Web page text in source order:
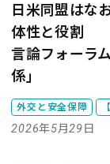
日米同盟はな
体性と役割
言論フォーラ
係」
外交と安全保障
2026年5月29日